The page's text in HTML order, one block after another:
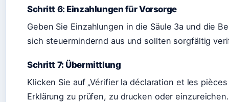
Schritt 6: Einzahlungen für Vorsorge
Geben Sie Einzahlungen in die Säule 3a und die
sich steuermindernd aus und sollten sorgfältig
Schritt 7: Übermittlung
Klicken Sie auf „Vérifier la déclaration et les
Erklärung zu prüfen, zu drucken oder